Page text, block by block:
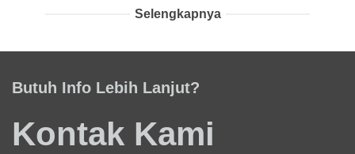
Selengkapnya
Butuh Info Lebih Lanjut?
Kontak Kami